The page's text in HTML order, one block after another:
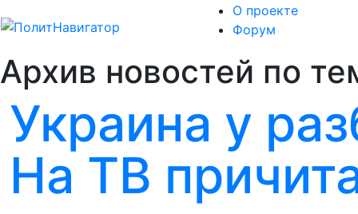
О проекте
Форум
Архив новостей по
Украина у
На ТВ